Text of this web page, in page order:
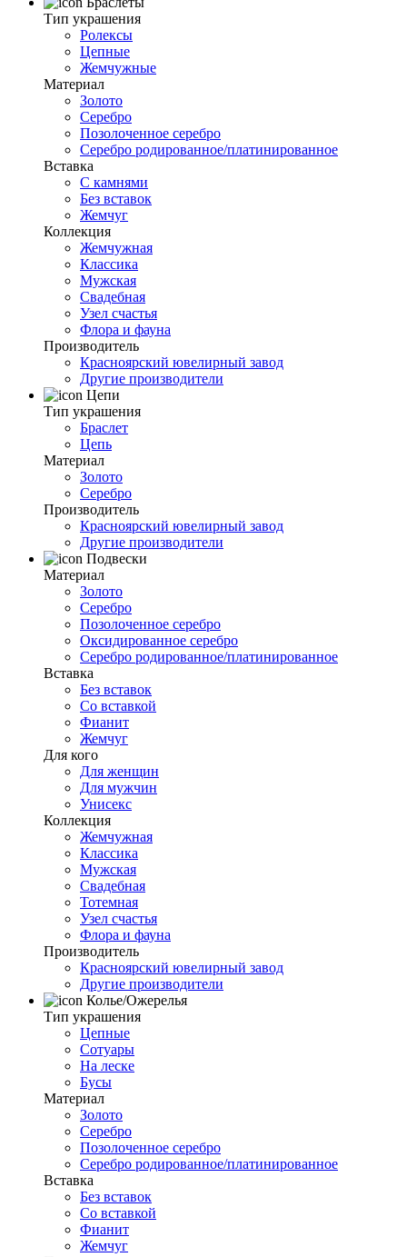
Тип украшения
Ролексы
Цепные
Жемчужные
Материал
Золото
Серебро
Позолоченное серебро
Серебро родированное/платинированное
Вставка
С камнями
Без вставок
Жемчуг
Коллекция
Жемчужная
Классика
Мужская
Свадебная
Узел счастья
Флора и фауна
Производитель
Красноярский ювелирный завод
Другие производители
Цепи
Тип украшения
Браслет
Цепь
Материал
Золото
Серебро
Производитель
Красноярский ювелирный завод
Другие производители
Подвески
Материал
Золото
Серебро
Позолоченное серебро
Оксидированное серебро
Серебро родированное/платинированное
Вставка
Без вставок
Со вставкой
Фианит
Жемчуг
Для кого
Для женщин
Для мужчин
Унисекс
Коллекция
Жемчужная
Классика
Мужская
Свадебная
Тотемная
Узел счастья
Флора и фауна
Производитель
Красноярский ювелирный завод
Другие производители
Колье/Ожерелья
Тип украшения
Цепные
Сотуары
На леске
Бусы
Материал
Золото
Серебро
Позолоченное серебро
Серебро родированное/платинированное
Вставка
Без вставок
Со вставкой
Фианит
Жемчуг